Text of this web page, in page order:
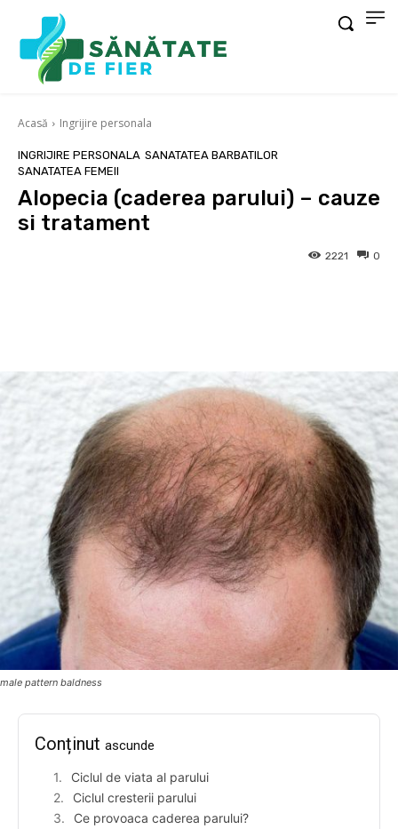
Acasă Ingrijire personala
INGRIJIRE PERSONALA SANATATEA BARBATILOR
SANATATEA FEMEII
Alopecia (caderea parului) – cauze
si tratament
0
2221
male pattern baldness
Conținut ascunde
Ciclul de viata al parului
Ciclul cresterii parului
Ce provoaca caderea parului?